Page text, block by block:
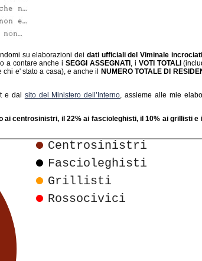
su elaborazioni dei dati ufficiali del Viminale
a contare anche iSEGGI ASSEGNATI , i VOTI TOTALI
e' stato a casa), e anche il NUMERO TOTALE DI
e dal sito del Ministero dell’Interno, assieme alle mie
ai centrosinistri, il 22% ai fascioleghisti, il 10% ai grillisti